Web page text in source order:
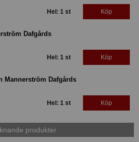
Hel: 1 st Köp
Dafgårds
Hel: 1 st Köp
Mannerström Dafgårds
Hel: 1 st Köp
produkter